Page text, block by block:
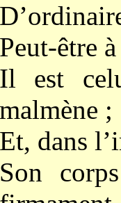
Peut-être
Il est
malmène ;
Et, dans
Son